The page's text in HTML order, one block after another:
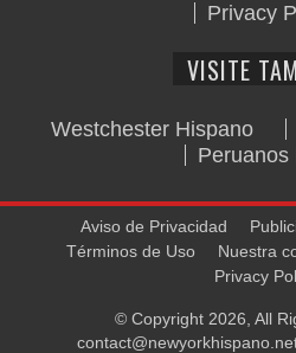
Privacy
VISITE
Westchester Hispano
Peruanos
Aviso de Privacidad
Términos de Uso
Nuestra
Privacy
© Copyright 2026, All